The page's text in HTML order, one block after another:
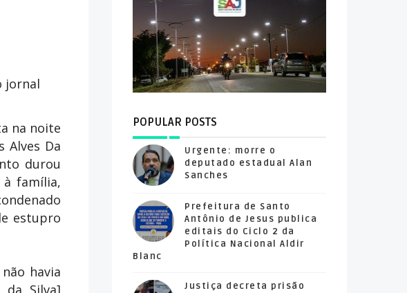
jornal
na noite
Alves Da
durou
à família,
estupro
havia
da Silva]
POPULAR POSTS
Urgente: morre o
deputado estadual Alan
Sanches
Prefeitura de Santo
Antônio de Jesus publica
editais do Ciclo 2 da
Política Nacional Aldir
Blanc
Justiça decreta prisão